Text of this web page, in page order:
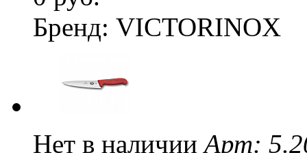
Бренд: VICTORINOX
Нет в наличии Арт: